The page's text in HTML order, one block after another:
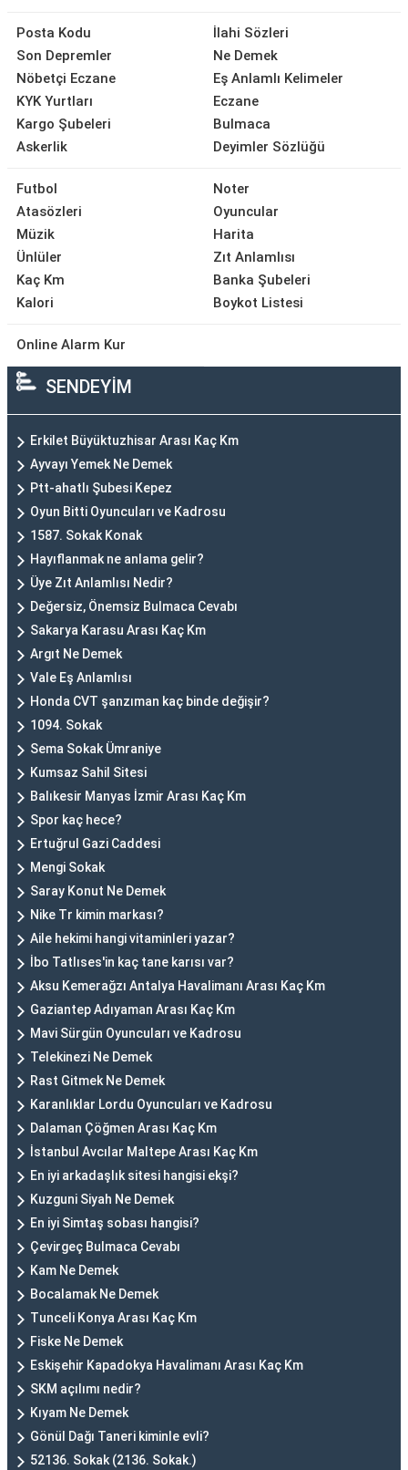
Posta Kodu
Son Depremler
Nöbetçi Eczane
KYK Yurtları
Kargo Şubeleri
Askerlik
İlahi Sözleri
Ne Demek
Eş Anlamlı Kelimeler
Eczane
Bulmaca
Deyimler Sözlüğü
Futbol
Atasözleri
Müzik
Ünlüler
Kaç Km
Kalori
Noter
Oyuncular
Harita
Zıt Anlamlısı
Banka Şubeleri
Boykot Listesi
Online Alarm Kur
SENDEYİM
Erkilet Büyüktuzhisar Arası Kaç Km
Ayvayı Yemek Ne Demek
Ptt-ahatlı Şubesi Kepez
Oyun Bitti Oyuncuları ve Kadrosu
1587. Sokak Konak
Hayıflanmak ne anlama gelir?
Üye Zıt Anlamlısı Nedir?
Değersiz, Önemsiz Bulmaca Cevabı
Sakarya Karasu Arası Kaç Km
Argıt Ne Demek
Vale Eş Anlamlısı
Honda CVT şanzıman kaç binde değişir?
1094. Sokak
Sema Sokak Ümraniye
Kumsaz Sahil Sitesi
Balıkesir Manyas İzmir Arası Kaç Km
Spor kaç hece?
Ertuğrul Gazi Caddesi
Mengi Sokak
Saray Konut Ne Demek
Nike Tr kimin markası?
Aile hekimi hangi vitaminleri yazar?
İbo Tatlıses'in kaç tane karısı var?
Aksu Kemerağzı Antalya Havalimanı Arası Kaç Km
Gaziantep Adıyaman Arası Kaç Km
Mavi Sürgün Oyuncuları ve Kadrosu
Telekinezi Ne Demek
Rast Gitmek Ne Demek
Karanlıklar Lordu Oyuncuları ve Kadrosu
Dalaman Çöğmen Arası Kaç Km
İstanbul Avcılar Maltepe Arası Kaç Km
En iyi arkadaşlık sitesi hangisi ekşi?
Kuzguni Siyah Ne Demek
En iyi Simtaş sobası hangisi?
Çevirgeç Bulmaca Cevabı
Kam Ne Demek
Bocalamak Ne Demek
Tunceli Konya Arası Kaç Km
Fiske Ne Demek
Eskişehir Kapadokya Havalimanı Arası Kaç Km
SKM açılımı nedir?
Kıyam Ne Demek
Gönül Dağı Taneri kiminle evli?
52136. Sokak (2136. Sokak.)